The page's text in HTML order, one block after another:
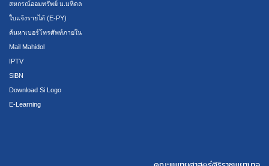
สหกรณ์ออมทรัพย์ ม.มหิดล
ใบแจ้งรายได้ (E-PY)
ค้นหาเบอร์โทรศัพท์ภายใน
Mail Mahidol
IPTV
SiBN
Download Si Logo
E-Learning